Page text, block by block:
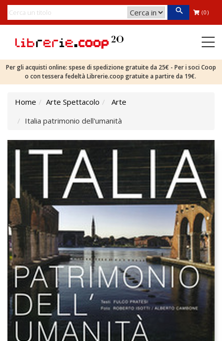
(0)
Per gli acquisti online: spese di spedizione gratuite da 25€ - Per i soci Coop
o con tessera fedeltà Librerie.coop gratuite a partire da 19€.
Home Arte Spettacolo
Arte
Italia patrimonio dell'umanità